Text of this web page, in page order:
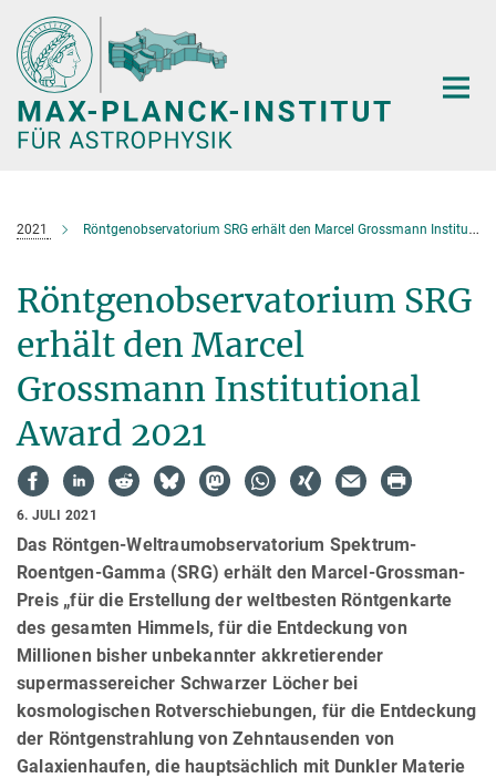
Hauptinhalt
2021 Röntgenobservatorium SRG erhält den Marcel Grossmann Institutional Award 2021
Röntgenobservatorium SRG
erhält den Marcel
Grossmann Institutional
Award 2021
6. JULI 2021
Das Röntgen-Weltraumobservatorium Spektrum-
Roentgen-Gamma (SRG) erhält den Marcel-Grossman-
Preis „für die Erstellung der weltbesten Röntgenkarte
des gesamten Himmels, für die Entdeckung von
Millionen bisher unbekannter akkretierender
supermassereicher Schwarzer Löcher bei
kosmologischen Rotverschiebungen, für die Entdeckung
der Röntgenstrahlung von Zehntausenden von
Galaxienhaufen, die hauptsächlich mit Dunkler Materie